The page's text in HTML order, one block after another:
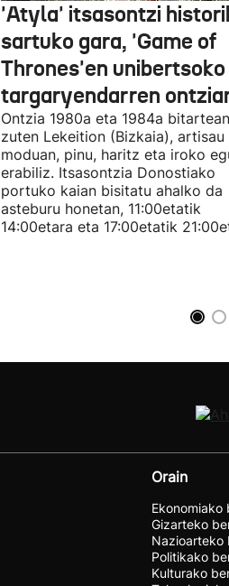
'Atyla' itsasontzi
sartuko gara, 'Game of
Thrones'en unibertsoko
targaryendarren
Ontzia 1980a eta 1984a
zuten Lekeition (Bizkaia), artisau
moduan, pinu, haritz eta iroko
erabiliz. Itsasontzia Donostiako
portuko kaian bisitatu ahalko da
asteburu honetan, 11:00etatik
14:00etara eta 17:00etatik
Orain
Ekonomiako
Gizarteko
Nazioarteko
Politikako
Kulturako